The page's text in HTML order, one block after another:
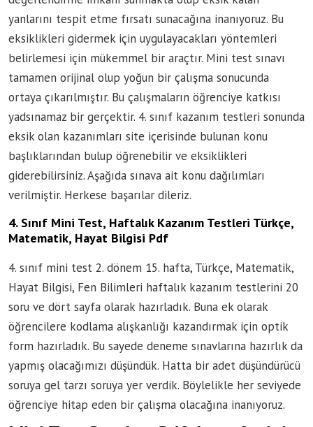
yanlarını tespit etme fırsatı sunacağına inanıyoruz. Bu
eksiklikleri gidermek için uygulayacakları yöntemleri
belirlemesi için mükemmel bir araçtır. Mini test sınavı
tamamen orijinal olup yoğun bir çalışma sonucunda
ortaya çıkarılmıştır. Bu çalışmaların öğrenciye katkısı
yadsınamaz bir gerçektir. 4. sınıf kazanım testleri sonunda
eksik olan kazanımları site içerisinde bulunan konu
başlıklarından bulup öğrenebilir ve eksiklikleri
giderebilirsiniz. Aşağıda sınava ait konu dağılımları
verilmiştir. Herkese başarılar dileriz.
4. Sınıf Mini Test, Haftalık Kazanım Testleri Türkçe,
Matematik, Hayat Bilgisi Pdf
4. sınıf mini test 2. dönem 15. hafta, Türkçe, Matematik,
Hayat Bilgisi, Fen Bilimleri haftalık kazanım testlerini 20
soru ve dört sayfa olarak hazırladık. Buna ek olarak
öğrencilere kodlama alışkanlığı kazandırmak için optik
form hazırladık. Bu sayede deneme sınavlarına hazırlık da
yapmış olacağımızı düşündük. Hatta bir adet düşündürücü
soruya gel tarzı soruya yer verdik. Böylelikle her seviyede
öğrenciye hitap eden bir çalışma olacağına inanıyoruz.